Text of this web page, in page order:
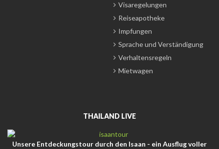
Visaregelungen
Reiseapotheke
Impfungen
Sprache und Verständigung
Verhaltensregeln
Mietwagen
THAILAND LIVE
Unsere Entdeckungstour durch den Isaan - ein Ausflug voller